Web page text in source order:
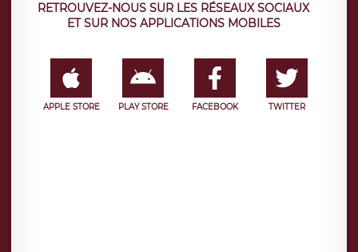
RETROUVEZ-NOUS SUR LES RÉSEAUX SOCIAUX
ET SUR NOS APPLICATIONS MOBILES
APPLE STORE PLAY STORE FACEBOOK TWITTER